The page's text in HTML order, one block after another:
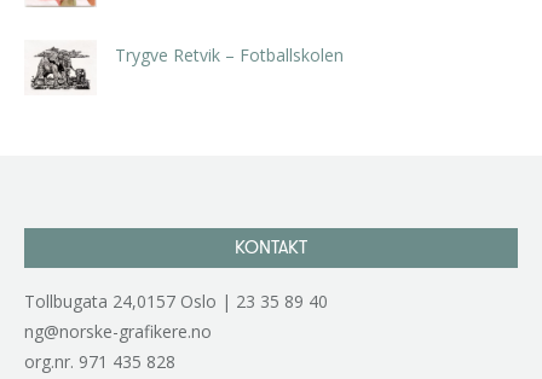
Trygve Retvik – Fotballskolen
KONTAKT
Tollbugata 24,0157 Oslo | 23 35 89 40
ng@norske-grafikere.no
org.nr. 971 435 828